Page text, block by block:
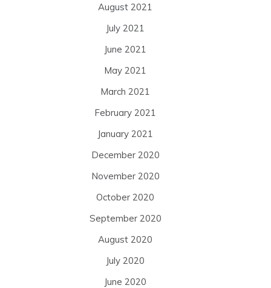
August 2021
July 2021
June 2021
May 2021
March 2021
February 2021
January 2021
December 2020
November 2020
October 2020
September 2020
August 2020
July 2020
June 2020